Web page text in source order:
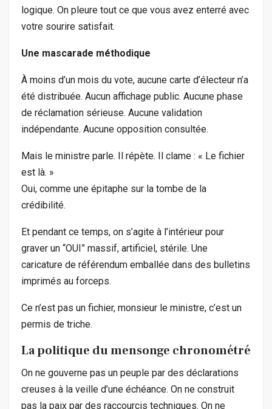
logique. On pleure tout ce que vous avez enterré avec
votre sourire satisfait.
Une mascarade méthodique
À moins d’un mois du vote, aucune carte d’électeur n’a
été distribuée. Aucun affichage public. Aucune phase
de réclamation sérieuse. Aucune validation
indépendante. Aucune opposition consultée.
Mais le ministre parle. Il répète. Il clame : « Le fichier
est là. »
Oui, comme une épitaphe sur la tombe de la
crédibilité.
Et pendant ce temps, on s’agite à l’intérieur pour
graver un “OUI” massif, artificiel, stérile. Une
caricature de référendum emballée dans des bulletins
imprimés au forceps.
Ce n’est pas un fichier, monsieur le ministre, c’est un
permis de triche.
La politique du mensonge chronométré
On ne gouverne pas un peuple par des déclarations
creuses à la veille d’une échéance. On ne construit
pas la paix par des raccourcis techniques. On ne